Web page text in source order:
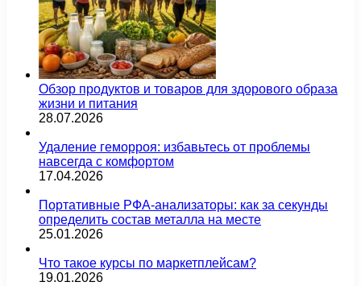
Обзор продуктов и товаров для здорового образа
жизни и питания
28.07.2026
Удаление геморроя: избавьтесь от проблемы
навсегда с комфортом
17.04.2026
Портативные РФА-анализаторы: как за секунды
определить состав металла на месте
25.01.2026
Что такое курсы по маркетплейсам?
19.01.2026